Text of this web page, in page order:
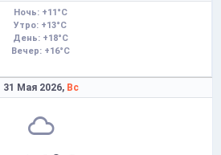
Ночь: +11°C
Утро: +13°C
День: +18°C
Вечер: +16°C
31 Мая 2026, Вс